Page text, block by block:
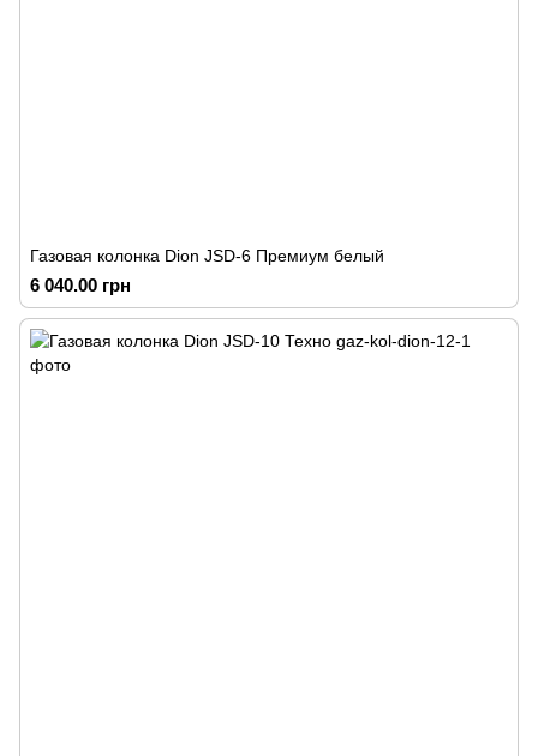
Газовая колонка Dion JSD-6 Премиум белый
6 040.00 грн